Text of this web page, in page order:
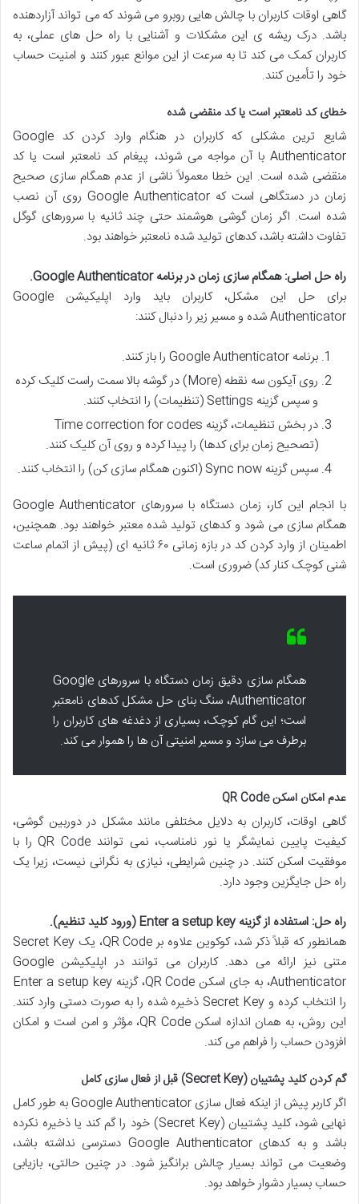
گاهی اوقات کاربران با چالش هایی روبرو می شوند که می تواند آزاردهنده
باشد. درک ریشه ی این مشکلات و آشنایی با راه حل های عملی، به
کاربران کمک می کند تا به سرعت از این موانع عبور کنند و امنیت حساب
خود را تأمین کنند.
خطای کد نامعتبر است یا کد منقضی شده
شایع ترین مشکلی که کاربران در هنگام وارد کردن کد Google
Authenticator با آن مواجه می شوند، پیغام کد نامعتبر است یا کد
منقضی شده است. این خطا معمولاً ناشی از عدم همگام سازی صحیح
زمان در دستگاهی است که Google Authenticator روی آن نصب
شده است. اگر زمان گوشی هوشمند حتی چند ثانیه با سرورهای گوگل
تفاوت داشته باشد، کدهای تولید شده نامعتبر خواهند بود.
راه حل اصلی: همگام سازی زمان در برنامه Google Authenticator.
برای حل این مشکل، کاربران باید وارد اپلیکیشن Google
Authenticator شده و مسیر زیر را دنبال کنند:
برنامه Google Authenticator را باز کنند.
روی آیکون سه نقطه (More) در گوشه بالا سمت راست کلیک کرده
و سپس گزینه Settings (تنظیمات) را انتخاب کنند.
در بخش تنظیمات، گزینه Time correction for codes
(تصحیح زمان برای کدها) را پیدا کرده و روی آن کلیک کنند.
سپس گزینه Sync now (اکنون همگام سازی کن) را انتخاب کنند.
با انجام این کار، زمان دستگاه با سرورهای Google Authenticator
همگام سازی می شود و کدهای تولید شده معتبر خواهند بود. همچنین،
اطمینان از وارد کردن کد در بازه زمانی ۶۰ ثانیه ای (پیش از اتمام ساعت
شنی کوچک کنار کد) ضروری است.
همگام سازی دقیق زمان دستگاه با سرورهای Google
Authenticator، سنگ بنای حل مشکل کدهای نامعتبر
است؛ این گام کوچک، بسیاری از دغدغه های کاربران را
برطرف می سازد و مسیر امنیتی آن ها را هموار می کند.
عدم امکان اسکن QR Code
گاهی اوقات، کاربران به دلایل مختلفی مانند مشکل در دوربین گوشی،
کیفیت پایین نمایشگر یا نور نامناسب، نمی توانند QR Code را با
موفقیت اسکن کنند. در چنین شرایطی، نیازی به نگرانی نیست، زیرا یک
راه حل جایگزین وجود دارد.
راه حل: استفاده از گزینه Enter a setup key (ورود کلید تنظیم).
همانطور که قبلاً ذکر شد، کوکوین علاوه بر QR Code، یک Secret Key
متنی نیز ارائه می دهد. کاربران می توانند در اپلیکیشن Google
Authenticator، به جای اسکن QR Code، گزینه Enter a setup key
را انتخاب کرده و Secret Key ذخیره شده را به صورت دستی وارد کنند.
این روش، به همان اندازه اسکن QR Code، مؤثر و امن است و امکان
افزودن حساب را فراهم می کند.
گم کردن کلید پشتیبان (Secret Key) قبل از فعال سازی کامل
اگر کاربر پیش از اینکه فعال سازی Google Authenticator به طور کامل
نهایی شود، کلید پشتیبان (Secret Key) خود را گم کند یا ذخیره نکرده
باشد و به کدهای Google Authenticator دسترسی نداشته باشد،
وضعیت می تواند بسیار چالش برانگیز شود. در چنین حالتی، بازیابی
حساب بسیار دشوار خواهد بود.